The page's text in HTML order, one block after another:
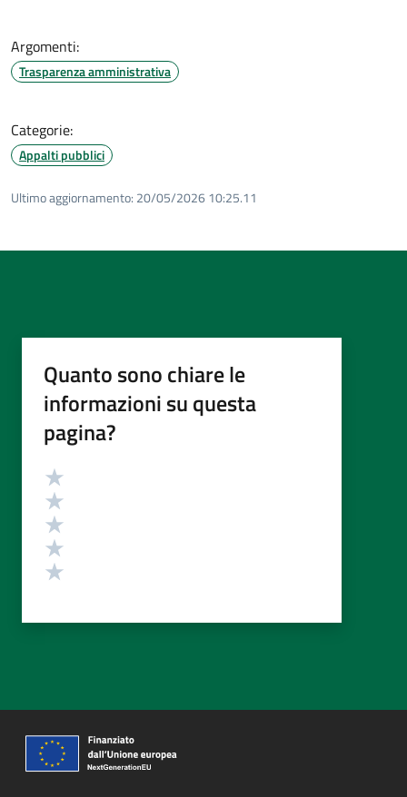
Argomenti:
Trasparenza amministrativa
Categorie:
Appalti pubblici
Ultimo aggiornamento: 20/05/2026 10:25.11
Quanto sono chiare le
informazioni su questa
pagina?
Valutazione